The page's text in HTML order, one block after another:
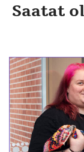
Saatat